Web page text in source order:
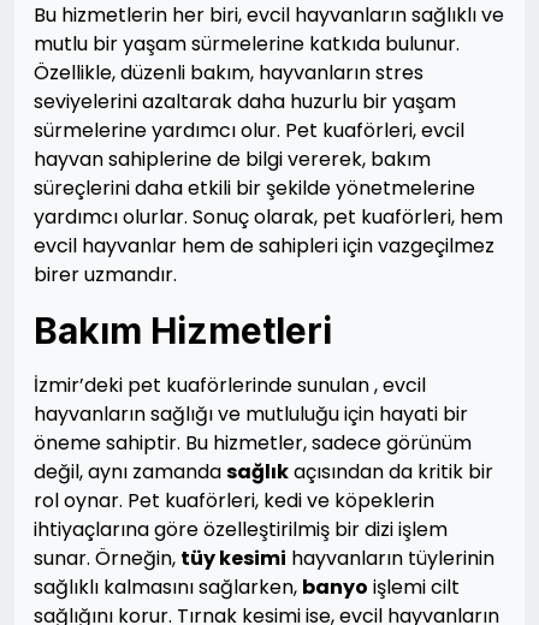
Bu hizmetlerin her biri, evcil hayvanların sağlıklı ve
mutlu bir yaşam sürmelerine katkıda bulunur.
Özellikle, düzenli bakım, hayvanların stres
seviyelerini azaltarak daha huzurlu bir yaşam
sürmelerine yardımcı olur. Pet kuaförleri, evcil
hayvan sahiplerine de bilgi vererek, bakım
süreçlerini daha etkili bir şekilde yönetmelerine
yardımcı olurlar. Sonuç olarak, pet kuaförleri, hem
evcil hayvanlar hem de sahipleri için vazgeçilmez
birer uzmandır.
Bakım Hizmetleri
İzmir’deki pet kuaförlerinde sunulan , evcil
hayvanların sağlığı ve mutluluğu için hayati bir
öneme sahiptir. Bu hizmetler, sadece görünüm
değil, aynı zamandasağlıkaçısından da kritik bir
rol oynar. Pet kuaförleri, kedi ve köpeklerin
ihtiyaçlarına göre özelleştirilmiş bir dizi işlem
sunar. Örneğin, tüy kesimi hayvanların tüylerinin
sağlıklı kalmasını sağlarken, banyo işlemi cilt
sağlığını korur. Tırnak kesimi ise, evcil hayvanların